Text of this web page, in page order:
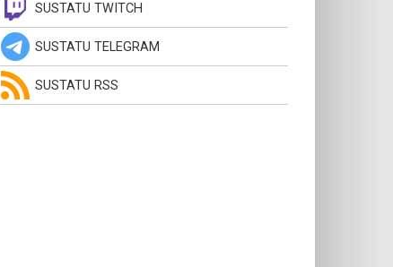
SUSTATU TWITCH
SUSTATU TELEGRAM
SUSTATU RSS